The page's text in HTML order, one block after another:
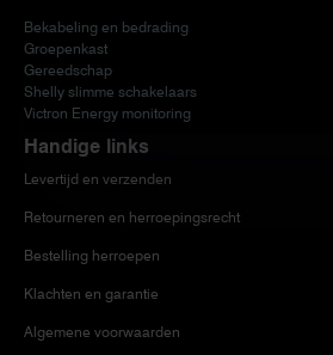
Bekabeling en bedrading
Groepenkast
Gereedschap
Shelly slimme schakelaars
Victron Energy monitoring
Handige links
Levertijd en verzenden
Retourneren en herroepingsrecht
Bestelling herroepen
Klachten en garantie
Algemene voorwaarden